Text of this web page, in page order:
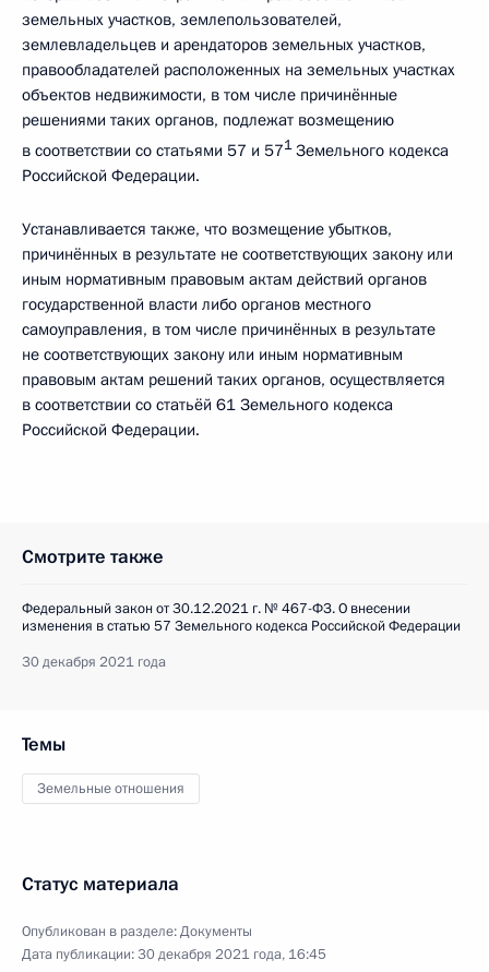
земельных участков, землепользователей,
землевладельцев и арендаторов земельных участков,
правообладателей расположенных на земельных участках
объектов недвижимости, в том числе причинённые
решениями таких органов, подлежат возмещению
в соответствии со статьями 57 и 571Земельного кодекса
Российской Федерации.
Устанавливается также, что возмещение убытков,
причинённых в результате не соответствующих закону или
иным нормативным правовым актам действий органов
государственной власти либо органов местного
самоуправления, в том числе причинённых в результате
не соответствующих закону или иным нормативным
правовым актам решений таких органов, осуществляется
в соответствии со статьёй 61 Земельного кодекса
Российской Федерации.
Смотрите также
Федеральный закон от 30.12.2021 г. № 467-ФЗ. О внесении
изменения в статью 57 Земельного кодекса Российской Федерации
30 декабря 2021 года
Темы
Земельные отношения
Статус материала
Опубликован в разделе:Документы
Дата публикации:30 декабря 2021 года, 16:45